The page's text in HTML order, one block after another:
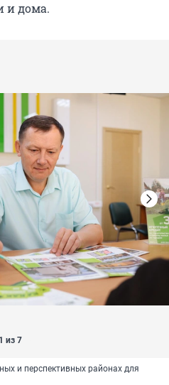
и дома.
1 из 7
и перспективных районах для